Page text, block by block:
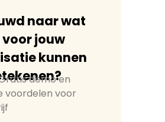
naar wat
jouw
kunnen
demo en
voordelen voor